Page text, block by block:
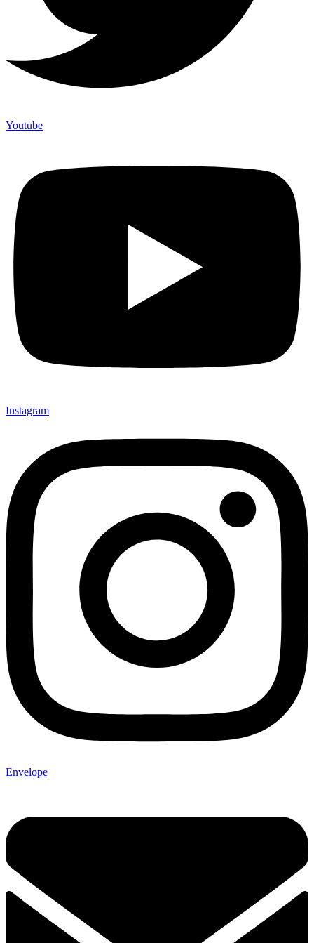
Youtube
Instagram
Envelope